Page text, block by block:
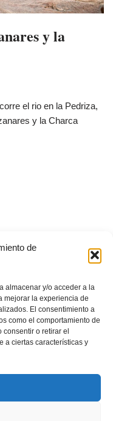
de
almacenar y/o acceder a la
mejorar la experiencia de
El consentimiento a
como el comportamiento de
o retirar el
a ciertas características y
y la
el rio en la Pedriza,
y la Charca
|Aviso Legal